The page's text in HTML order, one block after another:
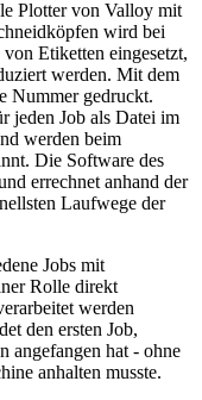
Plotter von Valloy mit
wird bei
Etiketten eingesetzt,
werden. Mit dem
Nummer gedruckt.
jeden Job als Datei im
werden beim
Die Software des
errechnet anhand der
Laufwege der
Jobs mit
Rolle direkt
werden
den ersten Job,
angefangen hat - ohne
anhalten musste.